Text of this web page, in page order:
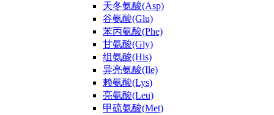
天冬氨酸(Asp)
谷氨酸(Glu)
苯丙氨酸(Phe)
甘氨酸(Gly)
组氨酸(His)
异亮氨酸(Ile)
赖氨酸(Lys)
亮氨酸(Leu)
甲硫氨酸(Met)